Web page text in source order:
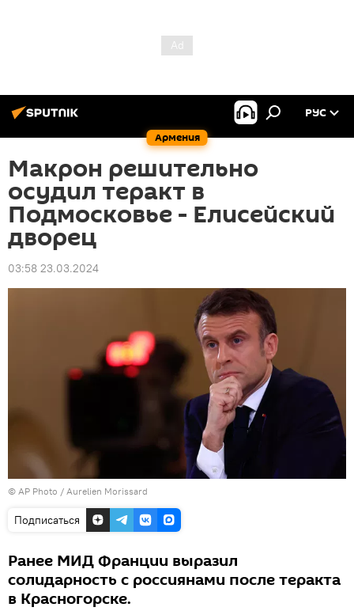
Армения
РУС
Макрон решительно
осудил теракт в
Подмосковье - Елисейский
дворец
03:58 23.03.2024
© AP Photo / Aurelien Morissard
Подписаться
Ранее МИД Франции выразил
солидарность с россиянами после теракта
в Красногорске.